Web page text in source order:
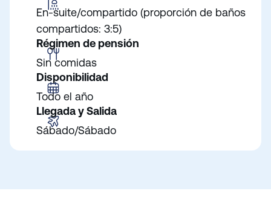
En-suite/compartido (proporción de baños
compartidos: 3:5)
Régimen de pensión
Sin comidas
Disponibilidad
Todo el año
Llegada y Salida
Sábado/Sábado